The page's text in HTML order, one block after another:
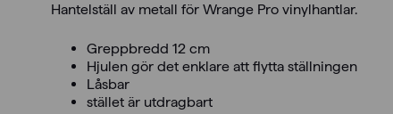
Hantelställ av metall för Wrange Pro vinylhantlar.
Greppbredd 12 cm
Hjulen gör det enklare att flytta ställningen
Låsbar
stället är utdragbart